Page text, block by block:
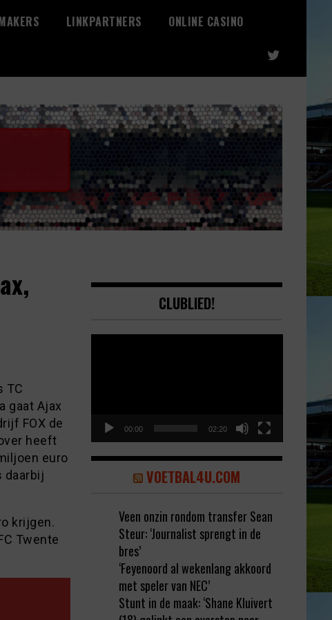
LINKPARTNERS
ONLINE CASINO
TC
gaat Ajax
FOX de
heeft
euro
daarbij
krijgen.
Twente
CLUBLIED!
00:00 02:20
VOETBAL4U.COM
Veen onzin rondom transfer Sean
Steur: ‘Journalist sprengt in de
bres’
‘Feyenoord al wekenlang akkoord
met speler van NEC’
Stunt in de maak: ‘Shane Kluivert